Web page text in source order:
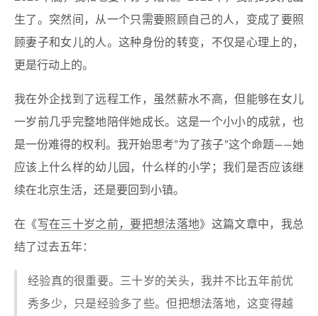
生了。突然间，从一个只需要照顾自己的人，变成了要照
顾妻子和女儿的人。这种身份的转变，不仅是心理上的，
更是行动上的。
我在外企找到了远程工作，虽然薪水不高，但能够在女儿
一岁前几乎完整地陪伴她成长。这是一个小小的成就，也
是一份难得的权利。我开始思考”为了孩子”这个命题——她
应该上什么样的幼儿园，什么样的小学；我们是否应该继
续在北京生活，还是要回到小镇。
在《写在三十岁之前，要把想法落地》这篇文章中，我总
结了过去五年：
经验真的很重要。三十岁的关头，我并不比五年前优
秀多少，只是经验多了些。但把想法落地，这变得越